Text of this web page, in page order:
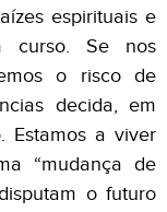
espirituais e
curso. Se nos
o risco de
decida, em
Estamos a viver
“mudança de
o futuro